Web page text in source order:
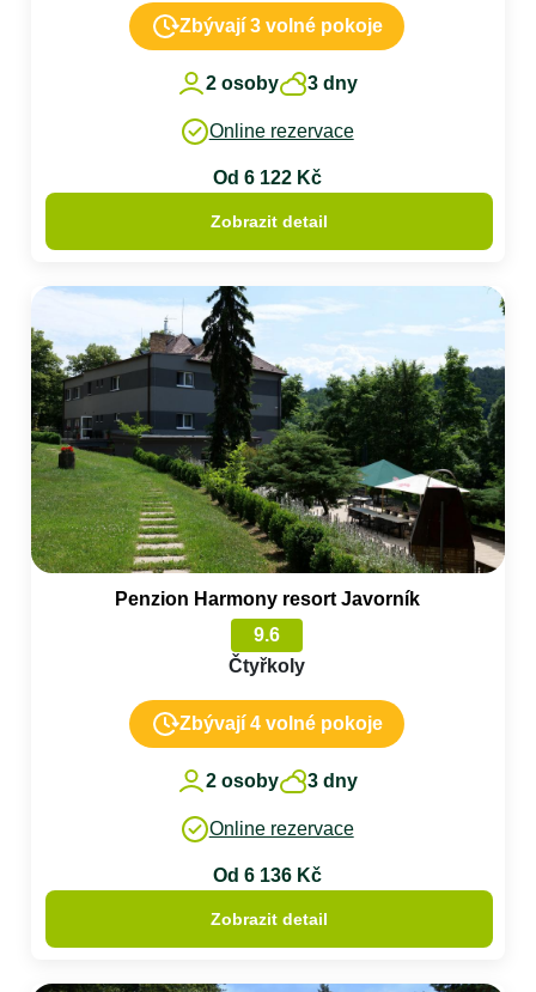
Zbývají 3 volné pokoje
2 osoby 3 dny
Online rezervace
Od 6 122 Kč
Zobrazit detail
Penzion Harmony resort Javorník
9.6
Čtyřkoly
Zbývají 4 volné pokoje
2 osoby 3 dny
Online rezervace
Od 6 136 Kč
Zobrazit detail